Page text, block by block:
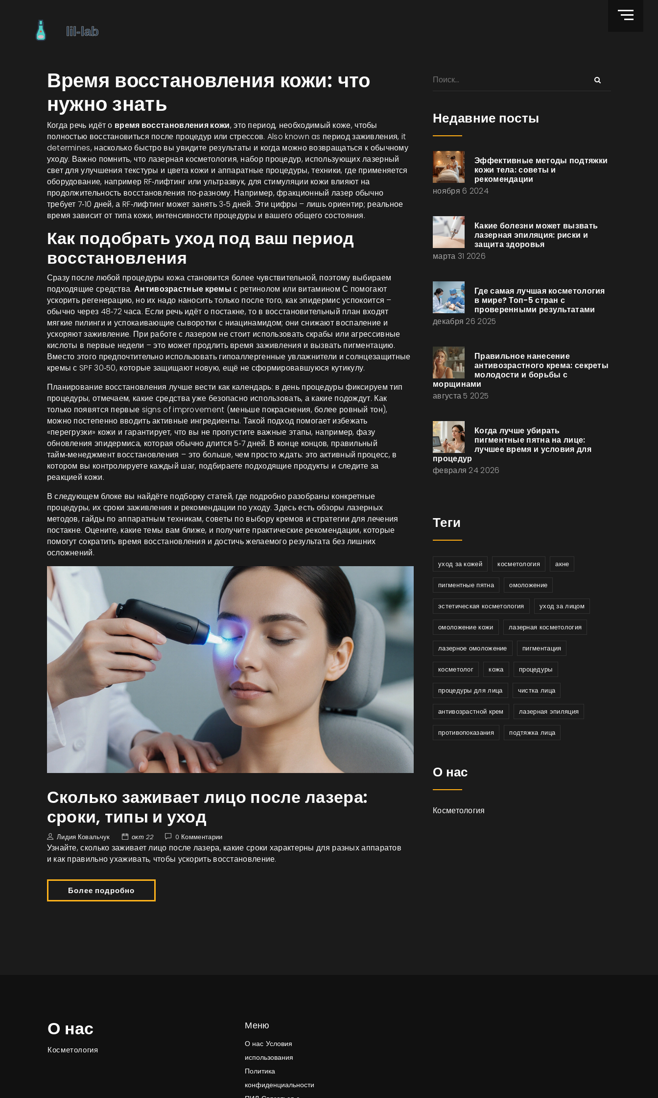
Время восстановления кожи: что
нужно знать
Когда речь идёт о время восстановления кожи,это период, необходимый коже, чтобы
полностью восстановиться после процедур или стрессов. Also known as период заживления, it
determines, насколько быстро вы увидите результаты и когда можно возвращаться к обычному
уходу. Важно помнить, что лазерная косметология, набор процедур, использующих лазерный
свет для улучшения текстуры и цвета кожи и аппаратные процедуры,техники, где применяется
оборудование, например RF‑лифтинг или ультразвук, для стимуляции кожи влияют на
продолжительность восстановления по‑разному. Например, фракционный лазер обычно
требует 7‑10 дней, а RF‑лифтинг может занять 3‑5 дней. Эти цифры – лишь ориентир; реальное
время зависит от типа кожи, интенсивности процедуры и вашего общего состояния.
Как подобрать уход под ваш период
восстановления
Сразу после любой процедуры кожа становится более чувствительной, поэтому выбираем
подходящие средства. Антивозрастные кремы с ретинолом или витамином С помогают
ускорить регенерацию, но их надо наносить только после того, как эпидермис успокоится –
обычно через 48‑72 часа. Если речь идёт о постакне, то в восстановительный план входят
мягкие пилинги и успокаивающие сыворотки с ниацинамидом; они снижают воспаление и
ускоряют заживление. При работе с лазером не стоит использовать скрабы или агрессивные
кислоты в первые недели – это может продлить время заживления и вызвать пигментацию.
Вместо этого предпочтительно использовать гипоаллергенные увлажнители и солнцезащитные
кремы с SPF 30‑50, которые защищают новую, ещё не сформировавшуюся кутикулу.
Планирование восстановления лучше вести как календарь: в день процедуры фиксируем тип
процедуры, отмечаем, какие средства уже безопасно использовать, а какие подождут. Как
только появятся первые signs of improvement (меньше покраснения, более ровный тон),
можно постепенно вводить активные ингредиенты. Такой подход помогает избежать
«перегрузки» кожи и гарантирует, что вы не пропустите важные этапы, например, фазу
обновления эпидермиса, которая обычно длится 5‑7 дней. В конце концов, правильный
тайм‑менеджмент восстановления – это больше, чем просто ждать: это активный процесс, в
котором вы контролируете каждый шаг, подбираете подходящие продукты и следите за
реакцией кожи.
В следующем блоке вы найдёте подборку статей, где подробно разобраны конкретные
процедуры, их сроки заживления и рекомендации по уходу. Здесь есть обзоры лазерных
методов, гайды по аппаратным техникам, советы по выбору кремов и стратегии для лечения
постакне. Оцените, какие темы вам ближе, и получите практические рекомендации, которые
помогут сократить время восстановления и достичь желаемого результата без лишних
осложнений.
Сколько заживает лицо после лазера:
сроки, типы и уход
Лидия Ковальчук окт 22 0 Комментарии
Узнайте, сколько заживает лицо после лазера, какие сроки характерны для разных аппаратов
и как правильно ухаживать, чтобы ускорить восстановление.
Более подробно
Недавние посты
Эффективные методы подтяжки
кожи тела: советы и
рекомендации
ноября 6 2024
Какие болезни может вызвать
лазерная эпиляция: риски и
защита здоровья
марта 31 2026
Где самая лучшая косметология
в мире? Топ-5 стран с
проверенными результатами
декабря 26 2025
Правильное нанесение
антивозрастного крема: секреты
молодости и борьбы с
морщинами
августа 5 2025
Когда лучше убирать
пигментные пятна на лице:
лучшее время и условия для
процедур
февраля 24 2026
Теги
уход за кожей косметология акне
пигментные пятна омоложение
эстетическая косметология уход за лицом
омоложение кожи лазерная косметология
лазерное омоложение пигментация
косметолог кожа процедуры
процедуры для лица чистка лица
антивозрастной крем лазерная эпиляция
противопоказания подтяжка лица
О нас
Косметология
О нас
Косметология
Меню
О нас Условия
использования
Политика
конфиденциальности